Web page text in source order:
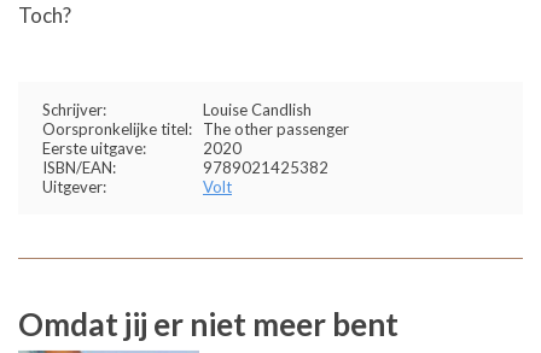
Toch?
Schrijver:
Louise Candlish
Oorspronkelijke titel:
The other passenger
Eerste uitgave:
2020
ISBN/EAN:
9789021425382
Uitgever:
Volt
Omdat jij er niet meer bent